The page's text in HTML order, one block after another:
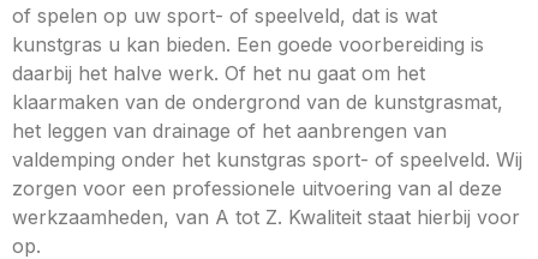
of spelen op uw sport- of speelveld, dat is wat
kunstgras u kan bieden. Een goede voorbereiding is
daarbij het halve werk. Of het nu gaat om het
klaarmaken van de ondergrond van de kunstgrasmat,
het leggen van drainage of het aanbrengen van
valdemping onder het kunstgras sport- of speelveld. Wij
zorgen voor een professionele uitvoering van al deze
werkzaamheden, van A tot Z. Kwaliteit staat hierbij voor
op.